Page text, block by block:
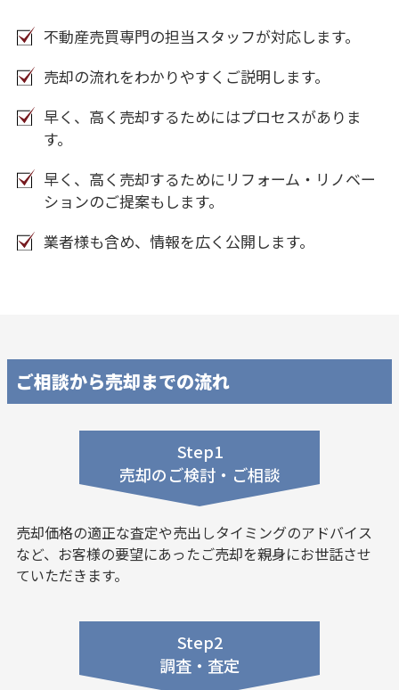
不動産売買専門の担当スタッフが対応します。
売却の流れをわかりやすくご説明します。
早く、高く売却するためにはプロセスがありま
す。
早く、高く売却するためにリフォーム・リノベー
ションのご提案もします。
業者様も含め、情報を広く公開します。
ご相談から売却までの流れ
Step1
売却のご検討・ご相談
売却価格の適正な査定や売出しタイミングのアドバイス
など、お客様の要望にあったご売却を親身にお世話させ
ていただきます。
Step2
調査・査定